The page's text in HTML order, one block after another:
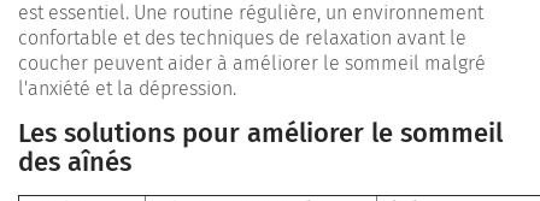
est essentiel. Une routine régulière, un environnement
confortable et des techniques de relaxation avant le
coucher peuvent aider à améliorer le sommeil malgré
l'anxiété et la dépression.
Les solutions pour améliorer le sommeil
des aînés